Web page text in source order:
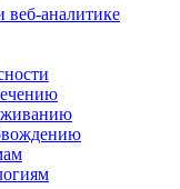
аналитике